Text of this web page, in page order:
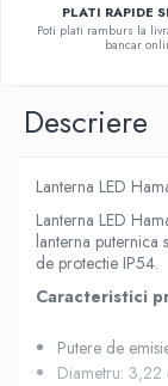
PLATI RAPIDE
Poti plati ramburs la
bancar
Descriere
Lanterna LED
Lanterna LED
lanterna puternica
de protectie IP54.
Caracteristici
Putere de
Diametru: 3,22